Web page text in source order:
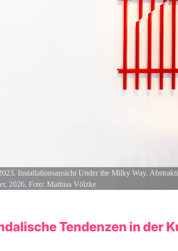
Installationsansicht Under the Milky Way.
2026, Foto: Mathias Völzke
Tendenzen in der